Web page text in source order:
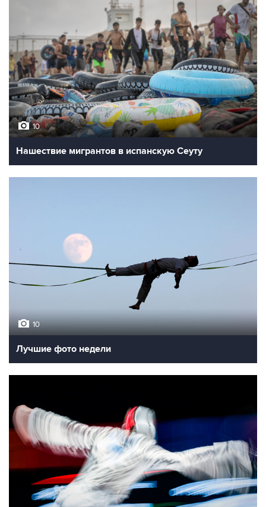
10
Нашествие мигрантов в испанскую Сеуту
10
Лучшие фото недели